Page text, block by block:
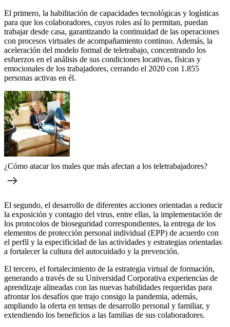
El primero, la habilitación de capacidades tecnológicas y logísticas
para que los colaboradores, cuyos roles así lo permitan, puedan
trabajar desde casa, garantizando la continuidad de las operaciones
con procesos virtuales de acompañamiento continuo. Además, la
aceleración del modelo formal de teletrabajo, concentrando los
esfuerzos en el análisis de sus condiciones locativas, físicas y
emocionales de los trabajadores, cerrando el 2020 con 1.855
personas activas en él.
¿Cómo atacar los males que más afectan a los teletrabajadores?
El segundo, el desarrollo de diferentes acciones orientadas a reducir
la exposición y contagio del virus, entre ellas, la implementación de
los protocolos de bioseguridad correspondientes, la entrega de los
elementos de protección personal individual (EPP) de acuerdo con
el perfil y la especificidad de las actividades y estrategias orientadas
a fortalecer la cultura del autocuidado y la prevención.
El tercero, el fortalecimiento de la estrategia virtual de formación,
generando a través de su Universidad Corporativa experiencias de
aprendizaje alineadas con las nuevas habilidades requeridas para
afrontar los desafíos que trajo consigo la pandemia, además,
ampliando la oferta en temas de desarrollo personal y familiar, y
extendiendo los beneficios a las familias de sus colaboradores.